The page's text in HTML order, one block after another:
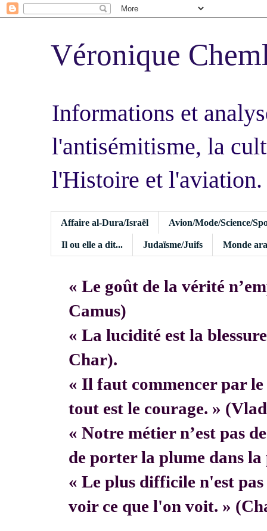
Véronique
Informations et
l'antisémitisme, la
l'Histoire et l'aviation.
Affaire al-Dura/Israël Avion/Mode/Science/
Il ou elle a dit... Judaïsme/Juifs Monde
« Le goût de la vérité
Camus)
« La lucidité est la
Char).
« Il faut commencer par le
tout est le courage. »
« Notre métier n’est pas
de porter la plume dans
« Le plus difficile n'est
voir ce que l'on voit. »